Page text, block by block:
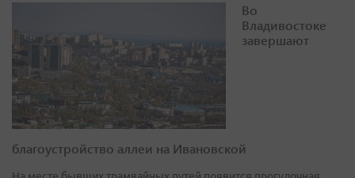
Во
Владивостоке
завершают
благоустройство аллеи на Ивановской